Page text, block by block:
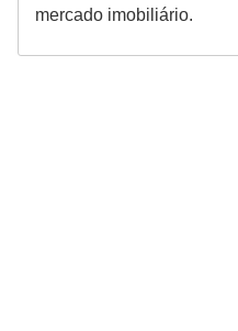
mercado imobiliário.